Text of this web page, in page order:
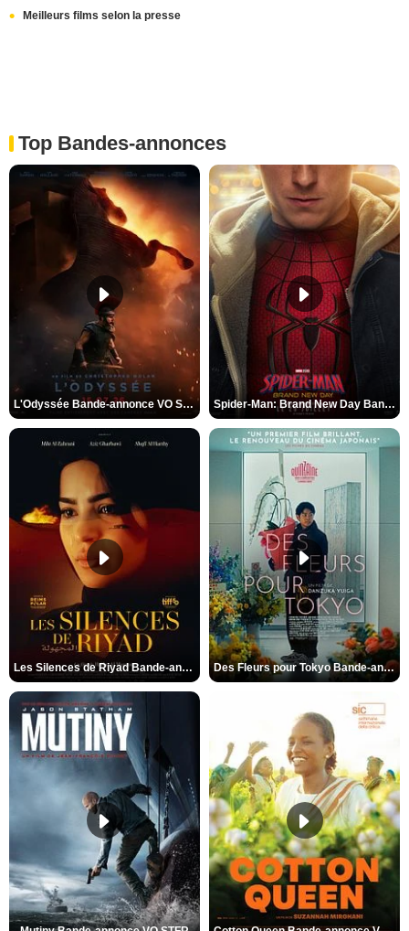
Meilleurs films selon la presse
Top Bandes-annonces
L'Odyssée Bande-annonce VO STFR Spider-Man: Brand New Day Bande-annonce VO STFR
Les Silences de Riyad Bande-annonce VO STFR Des Fleurs pour Tokyo Bande-annonce VO STFR